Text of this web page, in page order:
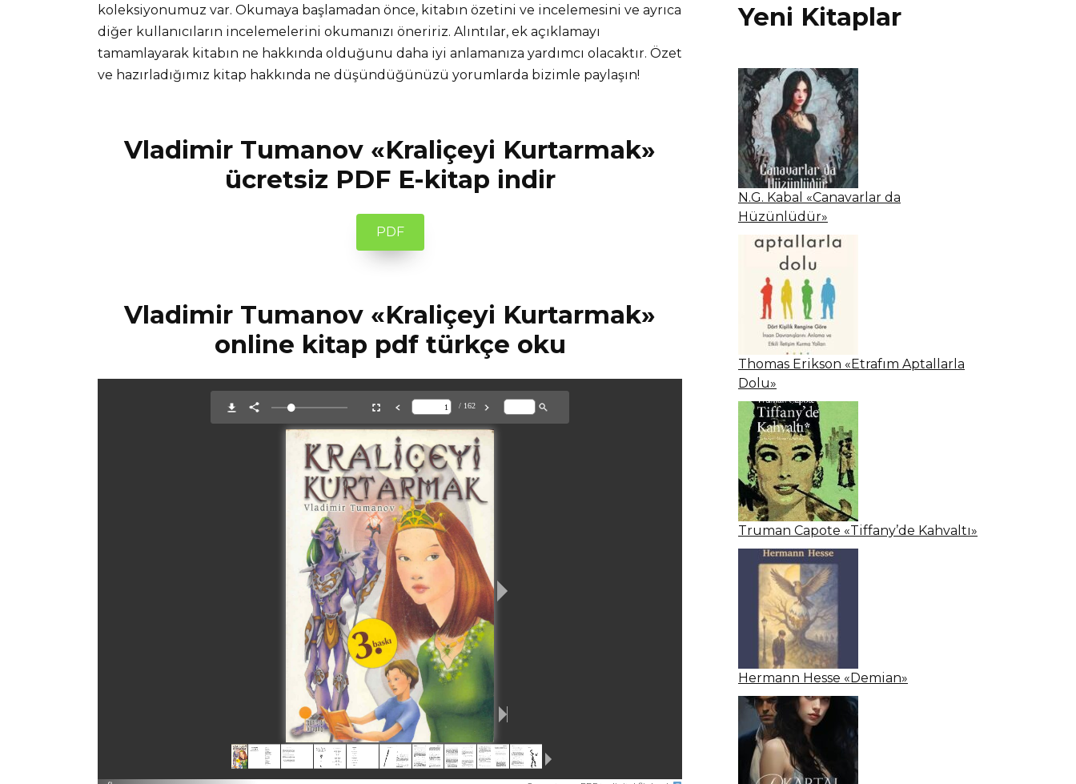
koleksiyonumuz var. Okumaya başlamadan önce, kitabın özetini ve incelemesini ve ayrıca
diğer kullanıcıların incelemelerini okumanızı öneririz. Alıntılar, ek açıklamayı
tamamlayarak kitabın ne hakkında olduğunu daha iyi anlamanıza yardımcı olacaktır. Özet
ve hazırladığımız kitap hakkında ne düşündüğünüzü yorumlarda bizimle paylaşın!
Vladimir Tumanov «Kraliçeyi Kurtarmak»
ücretsiz PDF E-kitap indir
PDF
Vladimir Tumanov «Kraliçeyi Kurtarmak»
online kitap pdf türkçe oku
Yeni Kitaplar
N.G. Kabal «Canavarlar da
Hüzünlüdür»
Thomas Erikson «Etrafım Aptallarla
Dolu»
Truman Capote «Tiffany’de Kahvaltı»
Hermann Hesse «Demian»